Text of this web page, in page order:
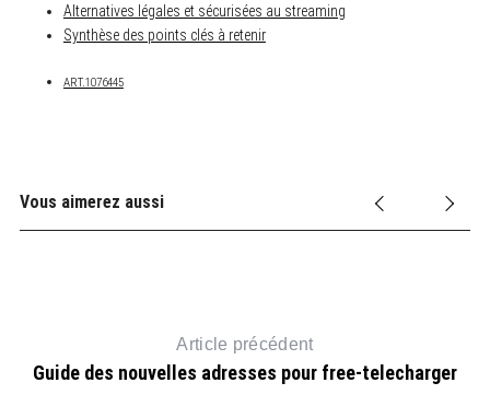
Alternatives légales et sécurisées au streaming
Synthèse des points clés à retenir
ART.1076445
Vous aimerez aussi
Article précédent
Guide des nouvelles adresses pour free-telecharger